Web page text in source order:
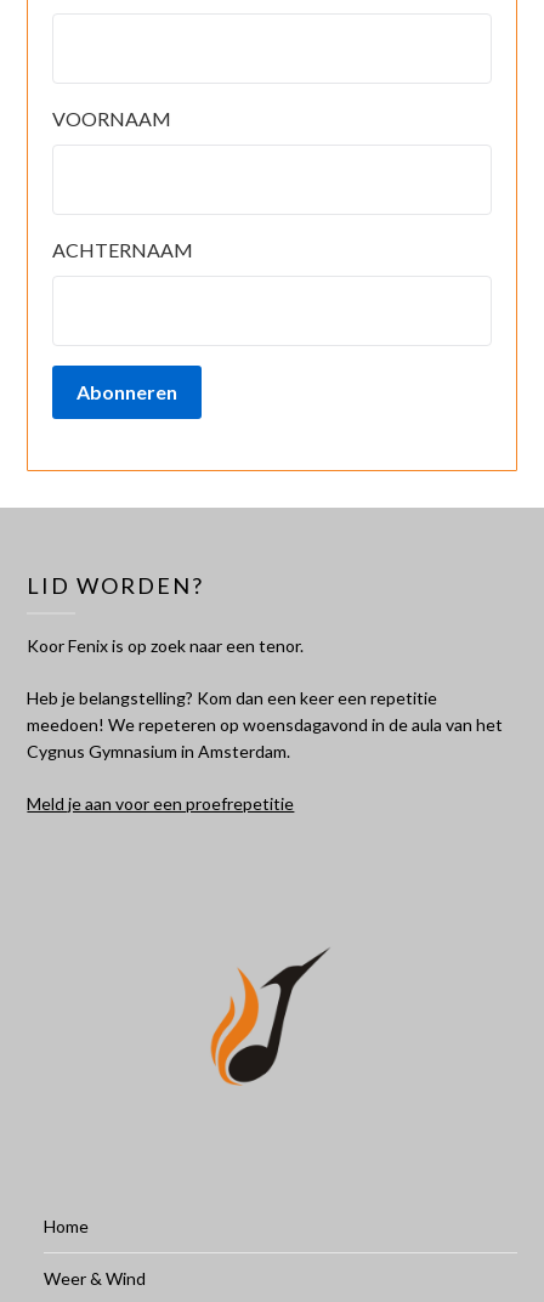
VOORNAAM
ACHTERNAAM
Abonneren
LID WORDEN?
Koor Fenix is op zoek naar een tenor.
Heb je belangstelling? Kom dan een keer een repetitie
meedoen! We repeteren op woensdagavond in de aula van het
Cygnus Gymnasium in Amsterdam.
Meld je aan voor een proefrepetitie
Home
Weer & Wind